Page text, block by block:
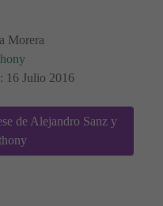
Morera
16 Julio 2016
de Alejandro Sanz y